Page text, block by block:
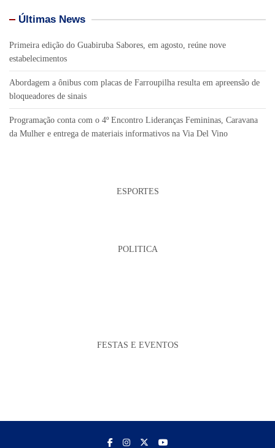
Últimas News
Primeira edição do Guabiruba Sabores, em agosto, reúne nove
estabelecimentos
Abordagem a ônibus com placas de Farroupilha resulta em apreensão de
bloqueadores de sinais
Programação conta com o 4º Encontro Lideranças Femininas, Caravana
da Mulher e entrega de materiais informativos na Via Del Vino
ESPORTES
POLITICA
FESTAS E EVENTOS